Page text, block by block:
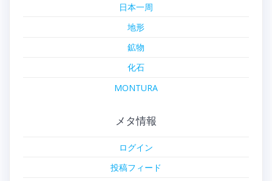
日本一周
地形
鉱物
化石
MONTURA
メタ情報
ログイン
投稿フィード